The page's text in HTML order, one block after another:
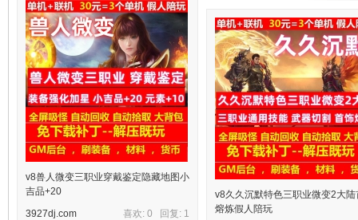
v8兽人微变三职业穿戴鉴定隐藏地图小
吉品+20
喜欢: 0 回复: 1
3927dj.com
v8久久沉默特色三职业微变2大陆
熔炼假人陪玩